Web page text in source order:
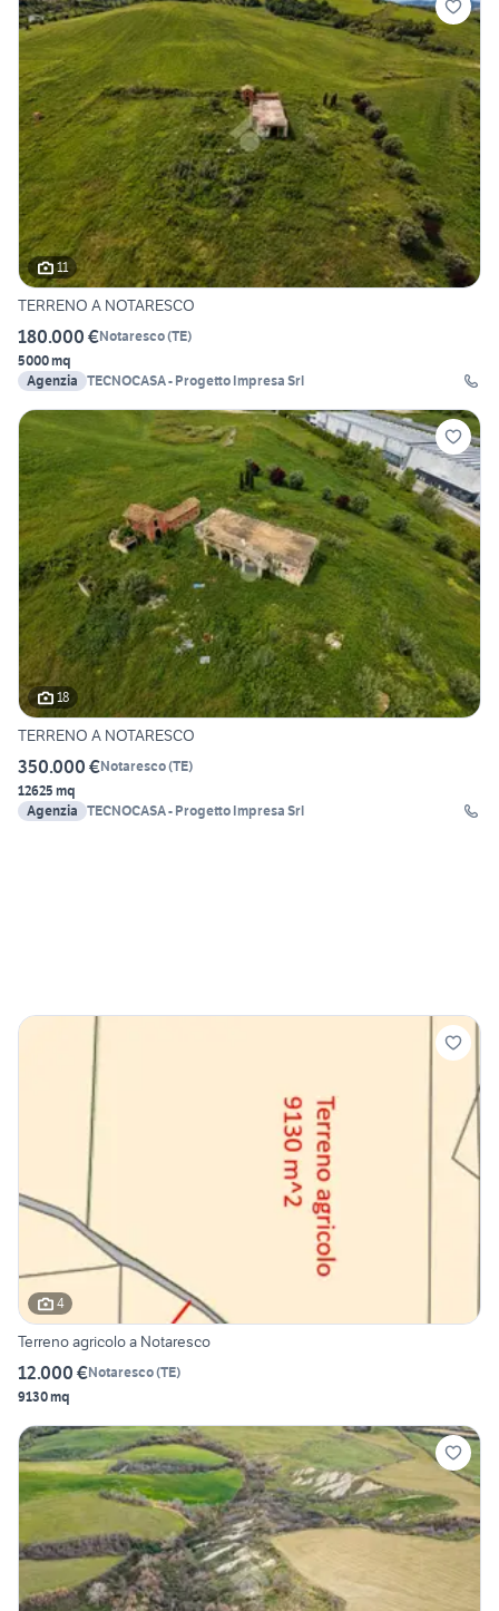
11
TERRENO A NOTARESCO
180.000 €Notaresco(TE)
5000 mq
Agenzia TECNOCASA - Progetto Impresa Srl
18
TERRENO A NOTARESCO
350.000 €Notaresco(TE)
12625 mq
Agenzia TECNOCASA - Progetto Impresa Srl
4
Terreno agricolo a Notaresco
12.000 €Notaresco(TE)
9130 mq